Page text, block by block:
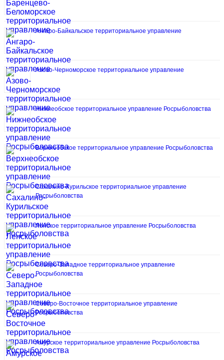
Ангаро-Байкальское территориальное управление
Азово-Черноморское территориальное управление
Нижнеобское территориальное управление Росрыболовства
Верхнеобское территориальное управление Росрыболовства
Сахалино-Курильское территориальное управление
Росрыболовства
Ленское территориальное управление Росрыболовства
Северо-Западное территориальное управление
Росрыболовства
Северо-Восточное территориальное управление
Росрыболовства
Амурское территориальное управление Росрыболовства